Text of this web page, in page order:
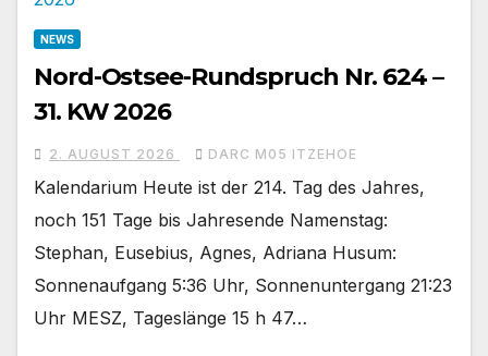
NEWS
Nord-Ostsee-Rundspruch Nr. 624 –
31. KW 2026
2. AUGUST 2026 DARC M05 ITZEHOE
Kalendarium Heute ist der 214. Tag des Jahres,
noch 151 Tage bis Jahresende Namenstag:
Stephan, Eusebius, Agnes, Adriana Husum:
Sonnenaufgang 5:36 Uhr, Sonnenuntergang 21:23
Uhr MESZ, Tageslänge 15 h 47…